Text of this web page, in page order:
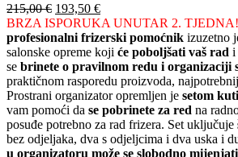
215,00€ Izvorna
cijena
bila
je:
215,00 €.
193,50 €Trenutna
cijena
je:
193,50 €.
BRZA ISPORUKA UNUTAR 2. TJEDNA!
profesionalni frizerski pomoćnik izuzetno
salonske opreme koji će poboljšati vaš rad i
se brinete o pravilnom redu i organizaciji
praktičnom rasporedu proizvoda,
Prostrani organizator opremljen je setom
vam pomoći da se pobrinete za red na
posuđe potrebno za rad frizera. Set uključuje
bez odjeljaka, dva s odjeljcima i dva uska i
u organizatoru može se slobodno mijenjati